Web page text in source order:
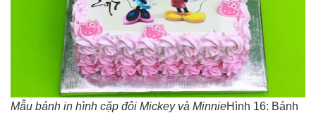
Mẫu bánh in hình cặp đôi Mickey và MinnieHình 16: Bánh